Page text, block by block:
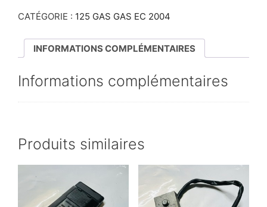
CATÉGORIE : 125 GAS GAS EC 2004
INFORMATIONS COMPLÉMENTAIRES
Informations complémentaires
Produits similaires